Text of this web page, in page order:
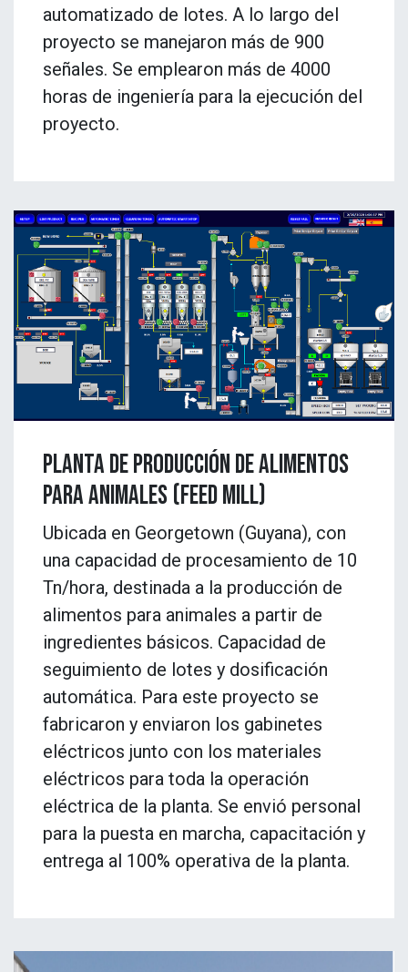
automatizado de lotes. A lo largo del
proyecto se manejaron más de 900
señales. Se emplearon más de 4000
horas de ingeniería para la ejecución del
proyecto.
planta de producción de alimentos
para animales (feed mill)
Ubicada en Georgetown (Guyana), con
una capacidad de procesamiento de 10
Tn/hora, destinada a la producción de
alimentos para animales a partir de
ingredientes básicos. Capacidad de
seguimiento de lotes y dosificación
automática. Para este proyecto se
fabricaron y enviaron los gabinetes
eléctricos junto con los materiales
eléctricos para toda la operación
eléctrica de la planta. Se envió personal
para la puesta en marcha, capacitación y
entrega al 100% operativa de la planta.